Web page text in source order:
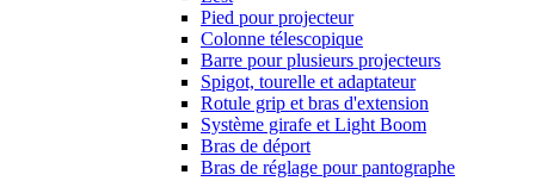
Pied pour projecteur
Colonne télescopique
Barre pour plusieurs projecteurs
Spigot, tourelle et adaptateur
Rotule grip et bras d'extension
Système girafe et Light Boom
Bras de déport
Bras de réglage pour pantographe